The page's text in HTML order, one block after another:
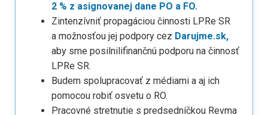
2 % z asignovanej dane PO a FO.
Zintenzívniť propagáciou činnosti LPRe SR
a možnosťou jej podpory cez Darujme.sk,
aby sme posilnilifinančnú podporu na činnosť
LPRe SR.
Budem spolupracovať z médiami a aj ich
pomocou robiť osvetu o RO.
Pracovné stretnutie s predsedníčkou Revma